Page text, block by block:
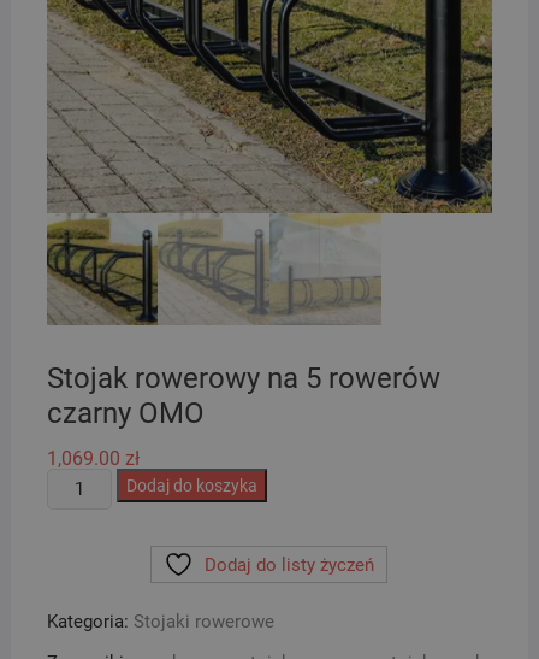
Stojak rowerowy na 5 rowerów
czarny OMO
1,069.00 zł
ilość
rowerów
Dodaj do koszyka
Dodaj do listy życzeń
Kategoria: Stojaki rowerowe